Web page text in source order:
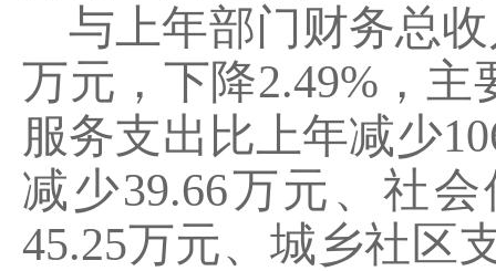
与上年部门财务总
万元，下降2.49% ，
服务支出比上年减少
减少39.66万元、社
45.25万元、城乡社区